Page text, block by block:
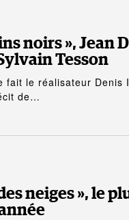
noirs », Jean
Tesson
fait le réalisateur Denis
de…
neiges », le